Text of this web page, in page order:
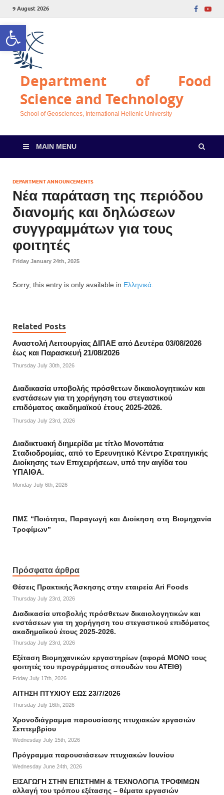
Open toolbar
9 August 2026
Department of Food
Science and Technology
School of Geosciences, International Hellenic University
MAIN MENU
DEPARTMENT ANNOUNCEMENTS
Νέα παράταση της περιόδου
διανομής και δηλώσεων
συγγραμμάτων για τους
φοιτητές
Friday January 24th, 2025
Sorry, this entry is only available in Ελληνικά
Related Posts
Αναστολή Λειτουργίας ΔΙΠΑΕ από Δευτέρα 03/08/2026
έως και Παρασκευή 21/08/2026
Thursday July 30th, 2026
Διαδικασία υποβολής πρόσθετων δικαιολογητικών και
ενστάσεων για τη χορήγηση του στεγαστικού
επιδόματος ακαδημαϊκού έτους 2025-2026.
Thursday July 23rd, 2026
Διαδικτυακή διημερίδα με τίτλο Μονοπάτια
Σταδιοδρομίας, από το Ερευνητικό Κέντρο Στρατηγικής
Διοίκησης των Επιχειρήσεων, υπό την αιγίδα του
ΥΠΑΙΘΑ.
Monday July 6th, 2026
ΠΜΣ “Ποιότητα, Παραγωγή και Διοίκηση στη Βιομηχανία
Τροφίμων”
Πρόσφατα άρθρα
Θέσεις Πρακτικής Άσκησης στην εταιρεία Ari Foods
Thursday July 23rd, 2026
Διαδικασία υποβολής πρόσθετων δικαιολογητικών και
ενστάσεων για τη χορήγηση του στεγαστικού επιδόματος
ακαδημαϊκού έτους 2025-2026.
Thursday July 23rd, 2026
Εξέταση Βιομηχανικών εργαστηρίων (αφορά ΜΟΝΟ τους
φοιτητές του προγράμματος σπουδών του ΑΤΕΙΘ)
Friday July 17th, 2026
ΑΙΤΗΣΗ ΠΤΥΧΙΟΥ ΕΩΣ 23/7/2026
Thursday July 16th, 2026
Χρονοδιάγραμμα παρουσίασης πτυχιακών εργασιών
Σεπτεμβρίου
Wednesday July 15th, 2026
Πρόγραμμα παρουσιάσεων πτυχιακών Ιουνίου
Wednesday June 24th, 2026
ΕΙΣΑΓΩΓΗ ΣΤΗΝ ΕΠΙΣΤΗΜΗ & ΤΕΧΝΟΛΟΓΙΑ ΤΡΟΦΙΜΩΝ
αλλαγή του τρόπου εξέτασης – θέματα εργασιών